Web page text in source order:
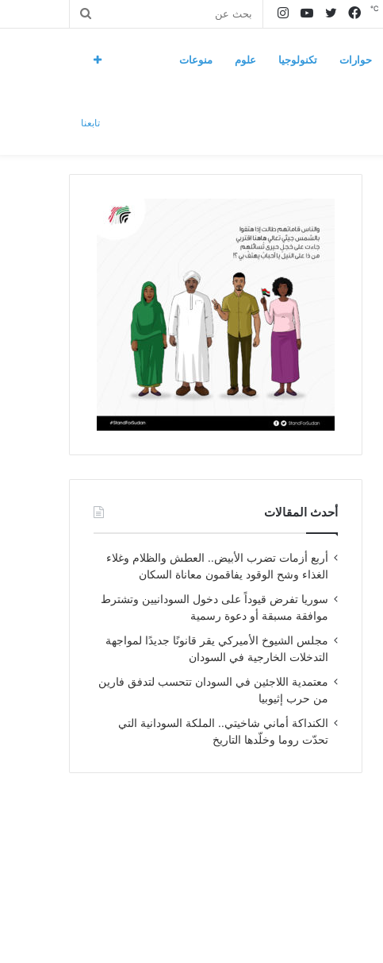
بحث
انستقراميوتيوبتويتر
فيسبوك ℃
حوارات تكنولوجيا علوم منوعات
تابعنا
أحدث المقالات
أربع أزمات تضرب الأبيض.. العطش والظلام وغلاء
الغذاء وشح الوقود يفاقمون معاناة السكان
سوريا تفرض قيوداً على دخول السودانيين وتشترط
موافقة مسبقة أو دعوة رسمية
مجلس الشيوخ الأميركي يقر قانونًا جديدًا لمواجهة
التدخلات الخارجية في السودان
معتمدية اللاجئين في السودان تتحسب لتدفق فارين
من حرب إثيوبيا
الكنداكة أماني شاخيتي.. الملكة السودانية التي
تحدّت روما وخلّدها التاريخ